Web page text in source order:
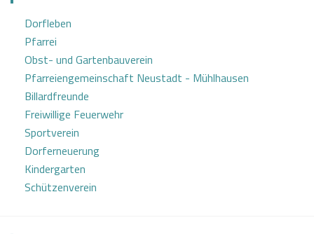
Dorfleben
Pfarrei
Obst- und Gartenbauverein
Pfarreiengemeinschaft Neustadt - Mühlhausen
Billardfreunde
Freiwillige Feuerwehr
Sportverein
Dorferneuerung
Kindergarten
Schützenverein